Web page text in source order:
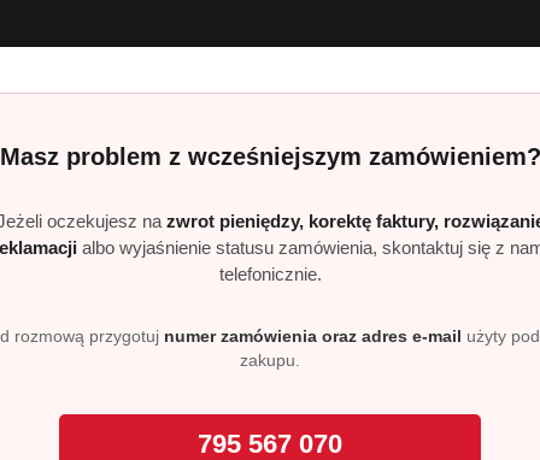
Masz problem z wcześniejszym zamówieniem?
oczekujesz na zwrot pieniędzy, korektę faktury,
albo wyjaśnienie statusu zamówienia, skontaktuj się z
telefonicznie.
rozmową przygotuj numer zamówienia oraz adres e-mail użyty
zakupu.
795 567 070